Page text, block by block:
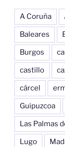
A Coruña
Baleares
Burgos
castillo
cárcel
Guipuzcoa
Las Palmas
Lugo